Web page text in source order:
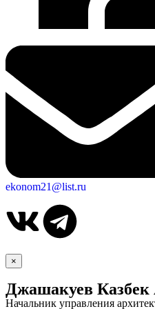
ekonom21@list.ru
×
Джашакуев Казбек
Начальник управления